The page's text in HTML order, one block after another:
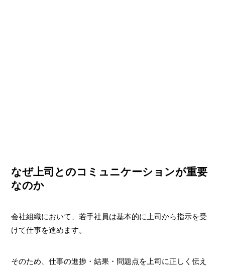
なぜ上司とのコミュニケーションが重要
なのか
会社組織において、若手社員は基本的に上司から指示を受
けて仕事を進めます。
そのため、仕事の進捗・結果・問題点を上司に正しく伝え